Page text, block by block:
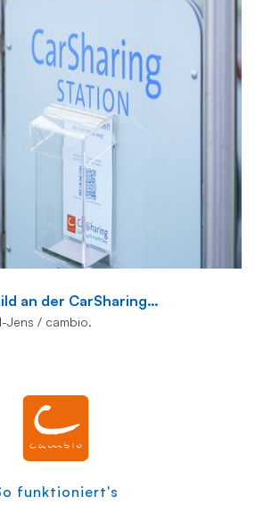
der CarSharing-Station.
Jens / cambio.
funktioniert's